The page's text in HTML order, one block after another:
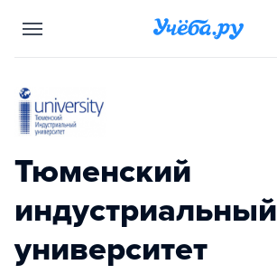
Тюменский
индустриальный
университет